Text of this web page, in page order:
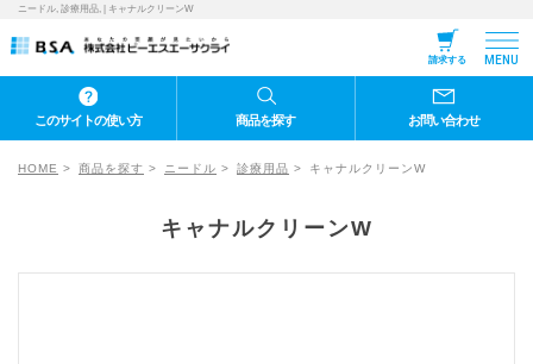
ニードル, 診療用品, | キャナルクリーンW
請求する MENU
このサイトの使い方 商品を探す お問い合わせ
HOME 商品を探す ニードル 診療用品 キャナルクリーンW
キャナルクリーンW